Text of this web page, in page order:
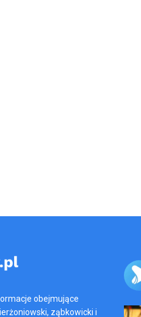
obejmujące
ząbkowicki i